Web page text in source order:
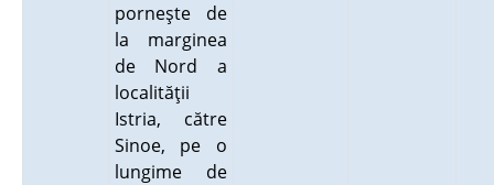
porneşte de
la marginea
de Nord a
localităţii
Istria, către
Sinoe, pe o
lungime de